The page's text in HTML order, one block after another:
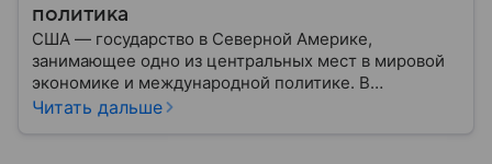
политика
США — государство в Северной Америке,
занимающее одно из центральных мест в мировой
экономике и международной политике. В
материале — основные сведения об этой стране.
Читать дальше